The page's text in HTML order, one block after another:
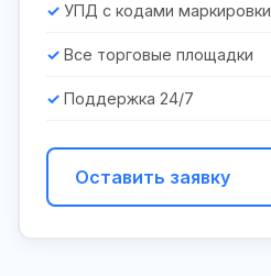
УПД с кодами маркировки
Все торговые площадки
Поддержка 24/7
Оставить заявку